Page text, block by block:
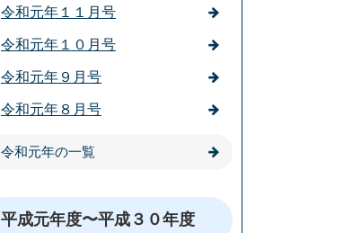
令和元年１１月号
令和元年１０月号
令和元年９月号
令和元年８月号
令和元年の一覧
平成元年度〜平成３０年度